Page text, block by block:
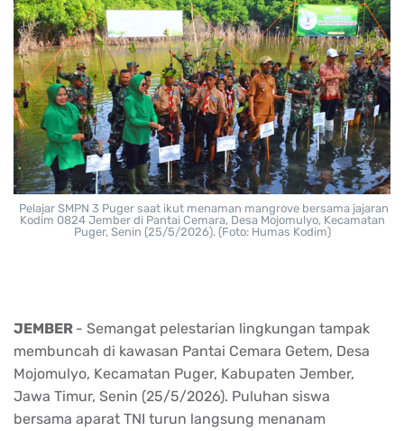
Pelajar SMPN 3 Puger saat ikut menaman mangrove bersama jajaran
Kodim 0824 Jember di Pantai Cemara, Desa Mojomulyo, Kecamatan
Puger, Senin (25/5/2026). (Foto: Humas Kodim)
JEMBER - Semangat pelestarian lingkungan tampak
membuncah di kawasan Pantai Cemara Getem, Desa
Mojomulyo, Kecamatan Puger, Kabupaten Jember,
Jawa Timur, Senin (25/5/2026). Puluhan siswa
bersama aparat TNI turun langsung menanam